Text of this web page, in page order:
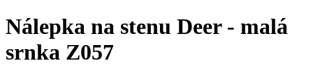
Nálepka na stenu Deer - malá
srnka Z057